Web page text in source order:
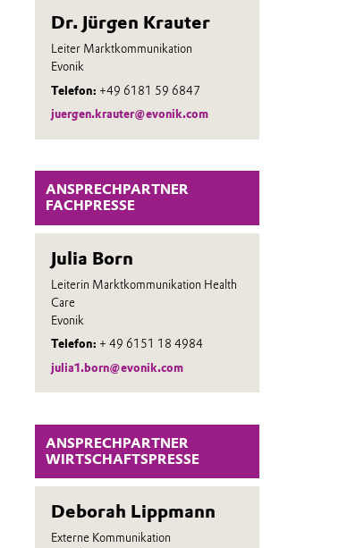
Dr. Jürgen Krauter
Leiter Marktkommunikation
Evonik
Telefon: +49 6181 59 6847
juergen.krauter@evonik.com
ANSPRECHPARTNER
FACHPRESSE
Julia Born
Leiterin Marktkommunikation Health
Care
Evonik
Telefon: + 49 6151 18 4984
julia1.born@evonik.com
ANSPRECHPARTNER
WIRTSCHAFTSPRESSE
Deborah Lippmann
Externe Kommunikation